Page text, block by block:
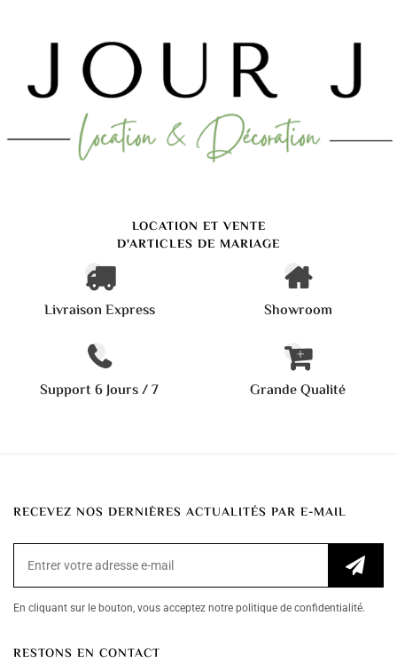
LOCATION ET VENTE
D'ARTICLES DE MARIAGE
Livraison Express Showroom
Support 6 Jours / 7 Grande Qualité
RECEVEZ NOS DERNIÈRES ACTUALITÉS PAR E-MAIL
En cliquant sur le bouton, vous acceptez notre politique de confidentialité.
RESTONS EN CONTACT